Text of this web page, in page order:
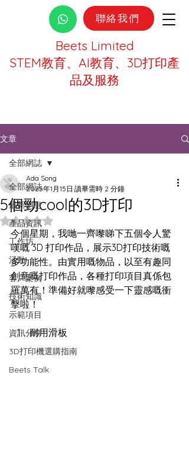
Beets Limited
STEM教育、AI教育、3D打印產
品及服務
聯絡我們
文章
全部網誌
最新消息
產品資訊
工作坊
活動
客戶案例
技術知識
示範項目
資訊分享
3D打印機選購指南
Beets Talk
全部網誌
5個勁cool的3D打印
Ada Song
2025年1月15日 讀畢需時 2 分鐘
評等為 NaN（最高為 5 顆星）。
今個星期，我哋一齊嚟睇下五個令人驚
嘆嘅 3D 打印作品，展示3D打印技術嘅
多功能性。由實用嘅物品，以至有趣同
創意嘅打印作品，各種打印項目真係包
羅萬有！準備好就嚟感受一下靈感嘅衝
擊啦！
耐用滑板